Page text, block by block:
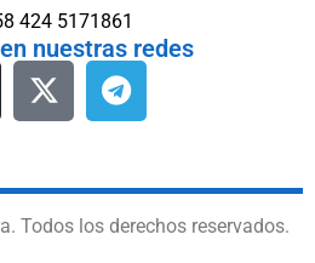
424 5171861
nuestras redes
Todos los derechos reservados.